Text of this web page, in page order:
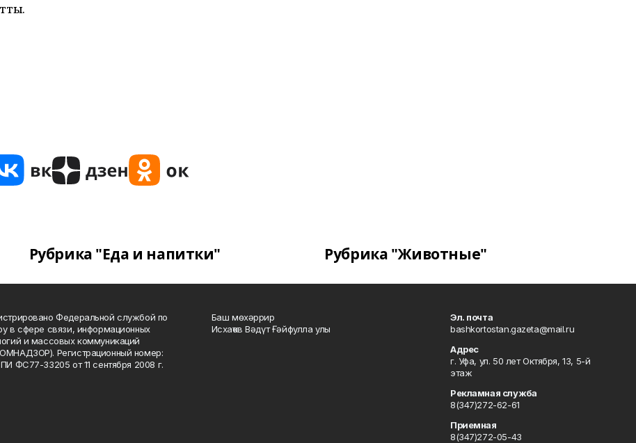
Рубрика "Еда и напитки" Рубрика "Животные"
Федеральной службой по
в сфере связи, информационных
и массовых коммуникаций
Регистрационный номер:
ФС77-33205 от 11 сентября 2008 г.
Баш мөхәррир
Исхаҡов Вәдүт Ғәйфулла улы
Эл. почта
bashkortostan.gazeta@mail.ru
Адрес
г. Уфа, ул. 50 лет Октября, 13, 5-й
этаж
Рекламная служба
8(347)272-62-61
Приемная
8(347)272-05-43